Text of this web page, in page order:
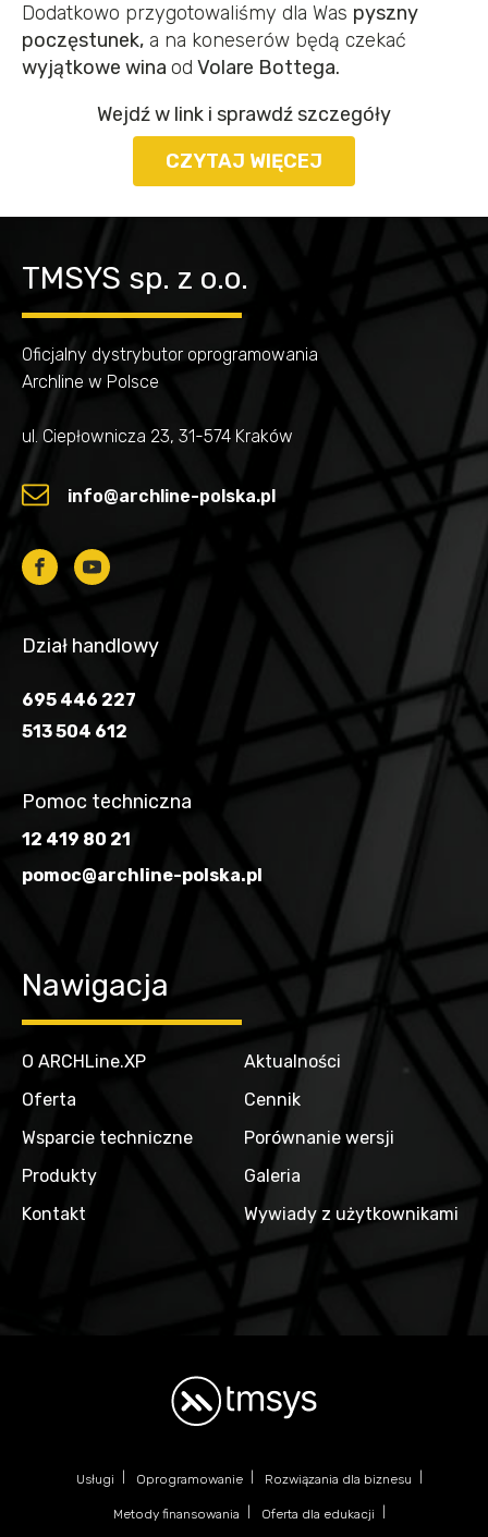
Dodatkowo przygotowaliśmy dla Was pyszny
poczęstunek, a na koneserów będą czekać
wyjątkowe wina od Volare Bottega.
Wejdź w link i sprawdź szczegóły
CZYTAJ WIĘCEJ
TMSYS sp. z o.o.
Oficjalny dystrybutor oprogramowania
Archline w Polsce
ul. Ciepłownicza 23, 31-574 Kraków
info@archline-polska.pl
Dział handlowy
695 446 227
513 504 612
Pomoc techniczna
12 419 80 21
pomoc@archline-polska.pl
Nawigacja
O ARCHLine.XP
Oferta
Wsparcie techniczne
Produkty
Kontakt
Aktualności
Cennik
Porównanie wersji
Galeria
Wywiady z użytkownikami
Usługi Oprogramowanie Rozwiązania dla biznesu
Metody finansowania Oferta dla edukacji